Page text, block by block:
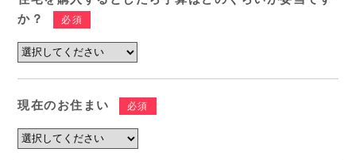
か？
必須
現在のお住まい 必須